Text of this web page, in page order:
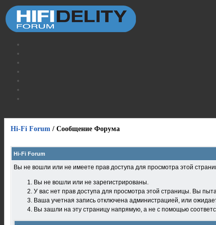
Hi-Fi Forum / Сообщение Форума
Hi-Fi Forum
Вы не вошли или не имеете прав доступа для просмотра этой
Вы не вошли или не зарегистрированы.
У вас нет прав доступа для просмотра этой страницы. Вы
Ваша учетная запись отключена администрацией, или
Вы зашли на эту страницу напрямую, а не с помощью